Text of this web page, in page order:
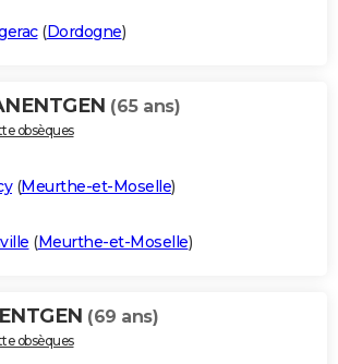
(Dordogne)
(65 ans)
obsèques
(Meurthe-et-Moselle)
(Meurthe-et-Moselle)
(69 ans)
obsèques